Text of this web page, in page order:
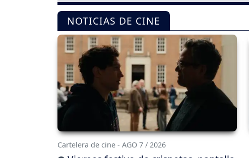
NOTICIAS DE CINE
Cartelera de cine - AGO 7 / 2026